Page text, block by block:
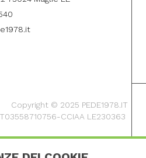
Copyright © 2025 PEDE1978.IT
CCIAA LE230363